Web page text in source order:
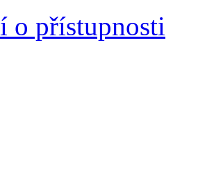
o přístupnosti